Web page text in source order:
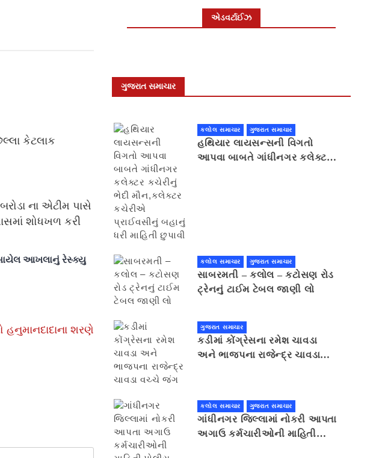
કેટલાક
ના એટીમ પાસે
શોધખળ કરી
આખલાનું રેસ્ક્યુ
હનુમાનદાદાના શરણે
એડવર્ટાઈઝ
ગુજરાત સમાચાર
કલોલ સમાચાર ગુજરાત સમાચાર
હથિયાર લાયસન્સની વિગતો
આપવા બાબતે ગાંધીનગર કલેક્ટર
કલોલ સમાચાર ગુજરાત સમાચાર
સાબરમતી – કલોલ – કટોસણ રોડ
ટ્રેનનું ટાઈમ ટેબલ જાણી લો
ગુજરાત સમાચાર
કડીમાં કોંગ્રેસના રમેશ ચાવડા
અને ભાજપના રાજેન્દ્ર ચાવડા
કલોલ સમાચાર ગુજરાત સમાચાર
ગાંધીનગર જિલ્લામાં નોકરી આપતા
અગાઉ કર્મચારીઓની માહિતી